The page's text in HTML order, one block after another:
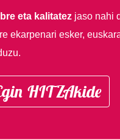
eta kalitatezjaso nahi
ekarpenari esker,
HITZAkide